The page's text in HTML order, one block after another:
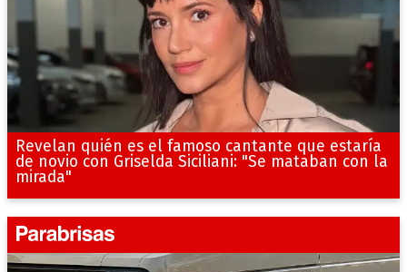
Revelan quién es el famoso cantante que estaría
de novio con Griselda Siciliani: "Se mataban con la
mirada"